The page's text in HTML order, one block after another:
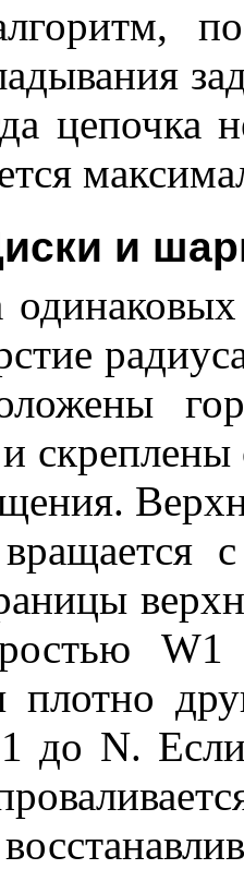
цепочка
и
и
плотно
до N.